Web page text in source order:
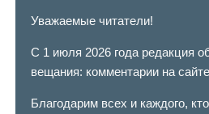
Уважаемые читатели!
С 1 июля 2026 года редакция
вещания: комментарии на
Благодарим всех и каждого,